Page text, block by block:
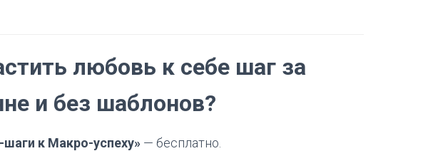
любовь к себе шаг за
и без шаблонов?
к Макро-успеху» — бесплатно.